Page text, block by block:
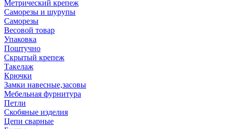
Метрический крепеж
Саморезы и шурупы
Саморезы
Весовой товар
Упаковка
Поштучно
Скрытый крепеж
Такелаж
Крючки
Замки навесные,засовы
Мебельная фурнитура
Петли
Скобяные изделия
Цепи сварные